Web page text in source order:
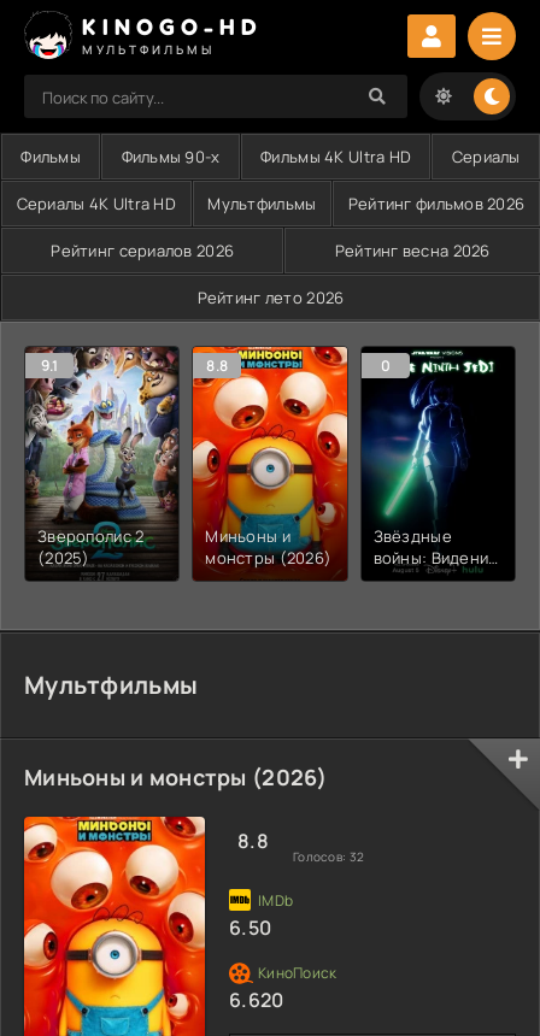
KINOGO-HD
МУЛЬТФИЛЬМЫ
Фильмы Фильмы 90-х Фильмы 4K Ultra HD Сериалы
Сериалы 4K Ultra HD Мультфильмы Рейтинг фильмов 2026
Рейтинг сериалов 2026 Рейтинг весна 2026
Рейтинг лето 2026
9.1
Зверополис 2
(2025)
8.8
Миньоны и
монстры (2026)
0
Звёздные
войны: Видения.
Девятый
Мультфильмы
Миньоны и монстры (2026)
8.8
Голосов: 32
6.50
6.620